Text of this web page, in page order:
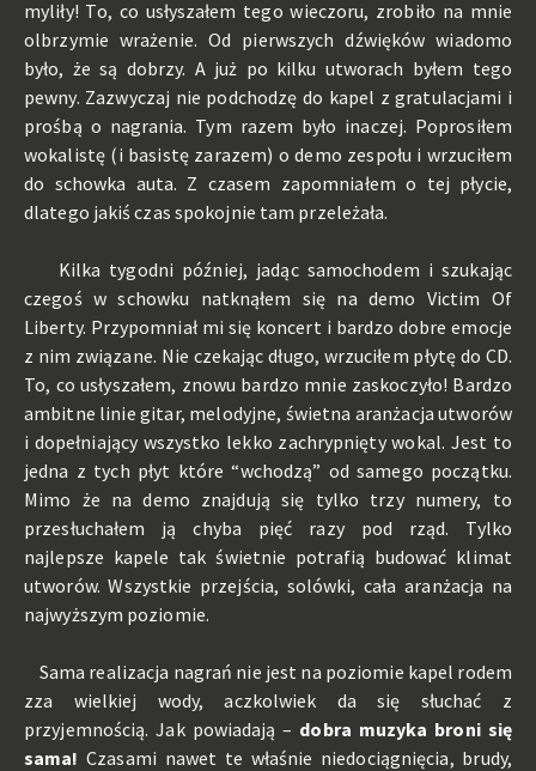
myliły! To, co usłyszałem tego wieczoru, zrobiło na mnie
olbrzymie wrażenie. Od pierwszych dźwięków wiadomo
było, że są dobrzy. A już po kilku utworach byłem tego
pewny. Zazwyczaj nie podchodzę do kapel z gratulacjami i
prośbą o nagrania. Tym razem było inaczej. Poprosiłem
wokalistę (i basistę zarazem) o demo zespołu i wrzuciłem
do schowka auta. Z czasem zapomniałem o tej płycie,
dlatego jakiś czas spokojnie tam przeleżała.
Kilka tygodni później, jadąc samochodem i szukając
czegoś w schowku natknąłem się na demo Victim Of
Liberty. Przypomniał mi się koncert i bardzo dobre emocje
z nim związane. Nie czekając długo, wrzuciłem płytę do CD.
To, co usłyszałem, znowu bardzo mnie zaskoczyło! Bardzo
ambitne linie gitar, melodyjne, świetna aranżacja utworów
i dopełniający wszystko lekko zachrypnięty wokal. Jest to
jedna z tych płyt które “wchodzą” od samego początku.
Mimo że na demo znajdują się tylko trzy numery, to
przesłuchałem ją chyba pięć razy pod rząd. Tylko
najlepsze kapele tak świetnie potrafią budować klimat
utworów. Wszystkie przejścia, solówki, cała aranżacja na
najwyższym poziomie.
Sama realizacja nagrań nie jest na poziomie kapel rodem
zza wielkiej wody, aczkolwiek da się słuchać z
przyjemnością. Jak powiadają – dobra muzyka broni się
sama! Czasami nawet te właśnie niedociągnięcia, brudy,